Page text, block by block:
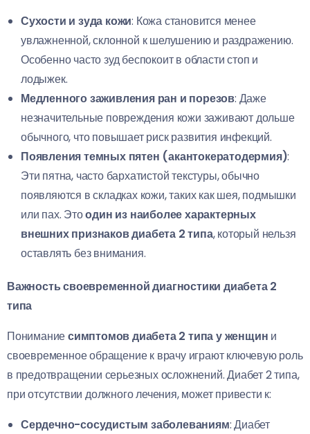
Сухости и зуда кожи: Кожа становится менее
увлажненной, склонной к шелушению и раздражению.
Особенно часто зуд беспокоит в области стоп и
лодыжек.
Медленного заживления ран и порезов: Даже
незначительные повреждения кожи заживают дольше
обычного, что повышает риск развития инфекций.
Появления темных пятен (акантокератодермия):
Эти пятна, часто бархатистой текстуры, обычно
появляются в складках кожи, таких как шея, подмышки
или пах. Этоодин из наиболее характерных
внешних признаков диабета 2 типа, который нельзя
оставлять без внимания.
Важность своевременной диагностики диабета 2
типа
Пониманиесимптомов диабета 2 типа у женщин и
своевременное обращение к врачу играют ключевую роль
в предотвращении серьезных осложнений. Диабет 2 типа,
при отсутствии должного лечения, может привести к:
Сердечно-сосудистым заболеваниям: Диабет